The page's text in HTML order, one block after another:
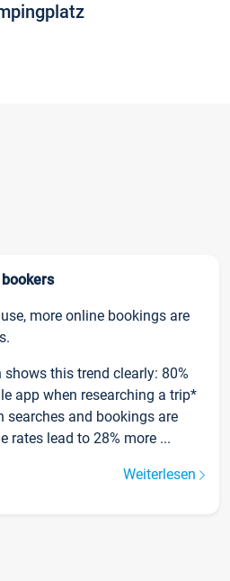
more online bookings are
shows this trend clearly: 80%
app when researching a trip*
searches and bookings are
rates lead to 28% more ...
Weiterlesen